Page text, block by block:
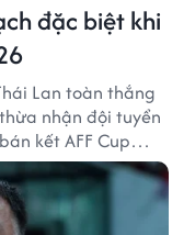
đặc biệt khi
Lan toàn thắng
nhận đội tuyển
kết AFF Cup